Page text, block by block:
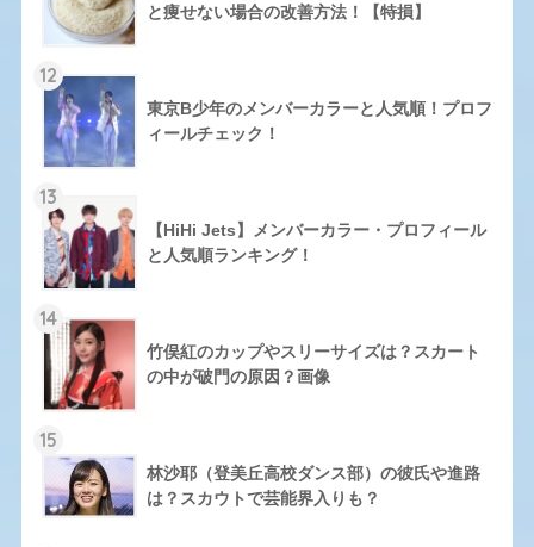
と痩せない場合の改善方法！【特損】
12
東京B少年のメンバーカラーと人気順！プロフ
ィールチェック！
13
【HiHi Jets】メンバーカラー・プロフィール
と人気順ランキング！
14
竹俣紅のカップやスリーサイズは？スカート
の中が破門の原因？画像
15
林沙耶（登美丘高校ダンス部）の彼氏や進路
は？スカウトで芸能界入りも？